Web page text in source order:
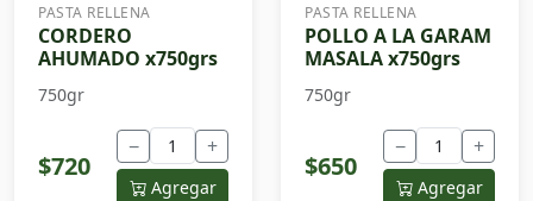
PASTA RELLENA
CORDERO
AHUMADO x750grs
750gr
$720
− +
Agregar
PASTA RELLENA
POLLO A LA GARAM
MASALA x750grs
750gr
$650
− +
Agregar